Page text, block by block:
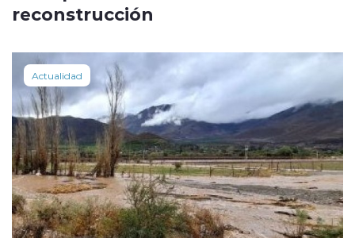
reconstrucción
Actualidad